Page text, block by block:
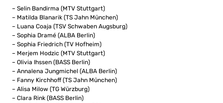
– Selin Bandirma (MTV Stuttgart)
– Matilda Blanarik (TS Jahn München)
– Luana Coaja (TSV Schwaben Augsburg)
– Sophia Dramé (ALBA Berlin)
– Sophia Friedrich (TV Hofheim)
– Merjem Hodzic (MTV Stuttgart)
– Olivia Ihssen (BASS Berlin)
– Annalena Jungmichel (ALBA Berlin)
– Fanny Kirchhoff (TS Jahn München)
– Alisa Milow (TG Würzburg)
– Clara Rink (BASS Berlin)